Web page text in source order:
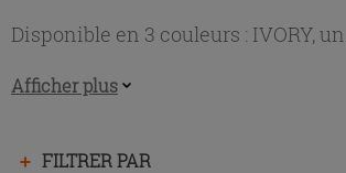
Disponible en 3 couleurs : IVORY, un...
Afficher plus
FILTRER PAR
Appuyez